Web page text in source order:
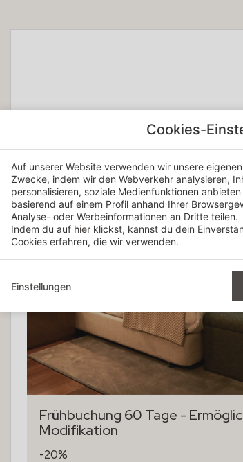
Frühbuchung 60 Tage -
Modifikation
-20%
Cookies-
Auf unserer Website verwenden wir unsere
Zwecke, indem wir den Webverkehr analysieren,
personalisieren, soziale Medienfunktionen
basierend auf einem Profil anhand Ihrer
Analyse- oder Werbeinformationen an Dritte teilen.
Indem du auf hier klickst, kannst du dein
Cookies erfahren, die wir verwenden.
Einstellungen